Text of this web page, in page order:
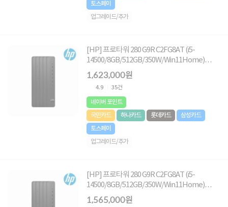
토스페이
업그레이드/추가
[HP] 프로타워 280 G9R C2FG8AT (i5-
14500/8GB/512GB/350W/Win11Home)
[1TB (NVMe SSD) 교체]
1,623,000원
4.9 35건
네이버 포인트
국민카드
하나카드 롯데카드
삼성카드
토스페이
업그레이드/추가
[HP] 프로타워 280 G9R C2FG8AT (i5-
14500/8GB/512GB/350W/Win11Home)
[1TB (HDD) 추가]
1,565,000원